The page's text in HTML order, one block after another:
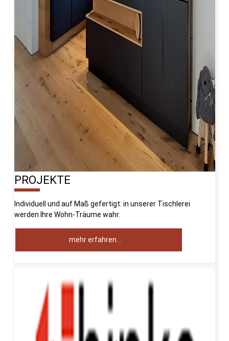
PROJEKTE
Individuell und auf Maß gefertigt: in unserer Tischlerei
werden Ihre Wohn-Träume wahr.
mehr erfahren…